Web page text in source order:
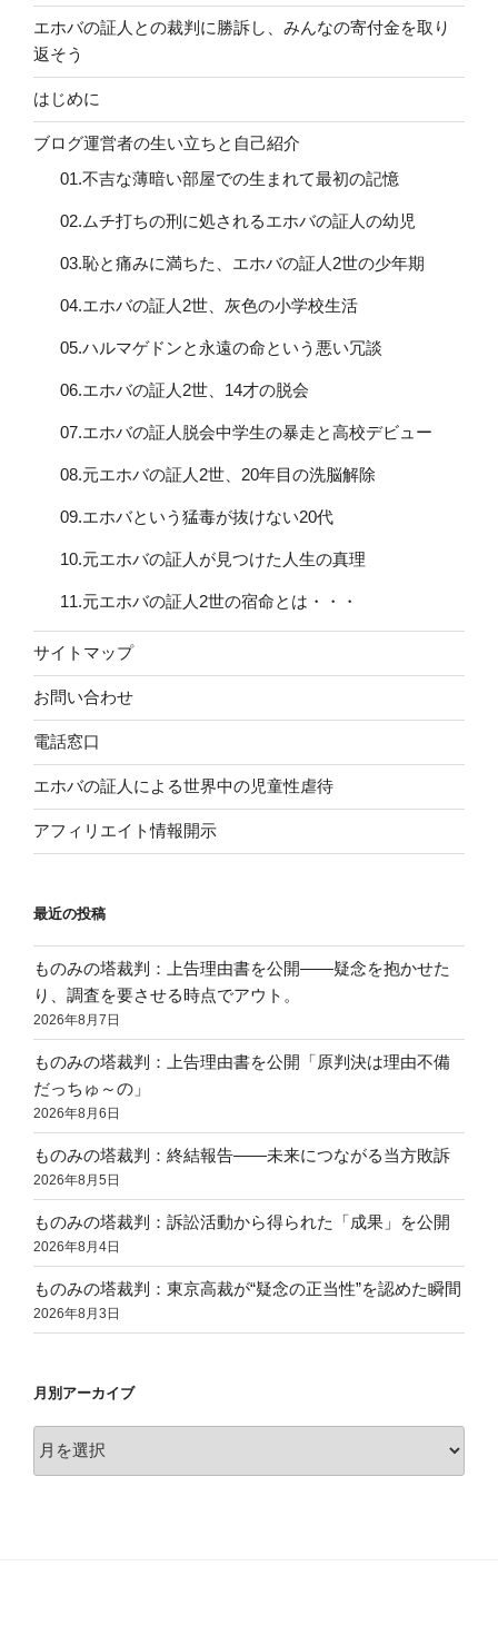
エホバの証人との裁判に勝訴し、みんなの寄付金を取り
返そう
はじめに
ブログ運営者の生い立ちと自己紹介
01.不吉な薄暗い部屋での生まれて最初の記憶
02.ムチ打ちの刑に処されるエホバの証人の幼児
03.恥と痛みに満ちた、エホバの証人2世の少年期
04.エホバの証人2世、灰色の小学校生活
05.ハルマゲドンと永遠の命という悪い冗談
06.エホバの証人2世、14才の脱会
07.エホバの証人脱会中学生の暴走と高校デビュー
08.元エホバの証人2世、20年目の洗脳解除
09.エホバという猛毒が抜けない20代
10.元エホバの証人が見つけた人生の真理
11.元エホバの証人2世の宿命とは・・・
サイトマップ
お問い合わせ
電話窓口
エホバの証人による世界中の児童性虐待
アフィリエイト情報開示
最近の投稿
ものみの塔裁判：上告理由書を公開——疑念を抱かせた
り、調査を要させる時点でアウト。
2026年8月7日
ものみの塔裁判：上告理由書を公開「原判決は理由不備
だっちゅ～の」
2026年8月6日
ものみの塔裁判：終結報告——未来につながる当方敗訴
2026年8月5日
ものみの塔裁判：訴訟活動から得られた「成果」を公開
2026年8月4日
ものみの塔裁判：東京高裁が“疑念の正当性”を認めた瞬間
2026年8月3日
月別アーカイブ
別